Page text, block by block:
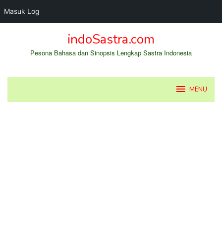
Masuk Log
indoSastra.com
Pesona Bahasa dan Sinopsis Lengkap Sastra Indonesia
MENU